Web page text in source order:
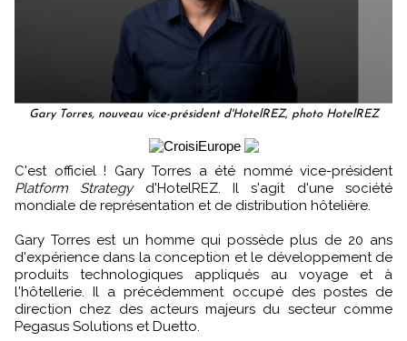
Gary Torres, nouveau vice-président d'HotelREZ, photo HotelREZ
C'est officiel ! Gary Torres a été nommé vice-président
Platform Strategy d'HotelREZ. Il s'agit d'une société
mondiale de représentation et de distribution hôtelière.
Gary Torres est un homme qui possède plus de 20 ans
d'expérience dans la conception et le développement de
produits technologiques appliqués au voyage et à
l'hôtellerie. Il a précédemment occupé des postes de
direction chez des acteurs majeurs du secteur comme
Pegasus Solutions et Duetto.